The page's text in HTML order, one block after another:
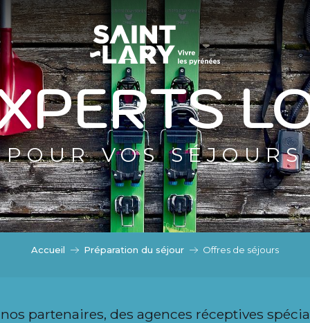
ÉTÉ
EN MODE ÉTÉ
POUR VOS SÉJOURS
Accueil Préparation du séjour Offres de séjours
partenaires, des agences réceptives